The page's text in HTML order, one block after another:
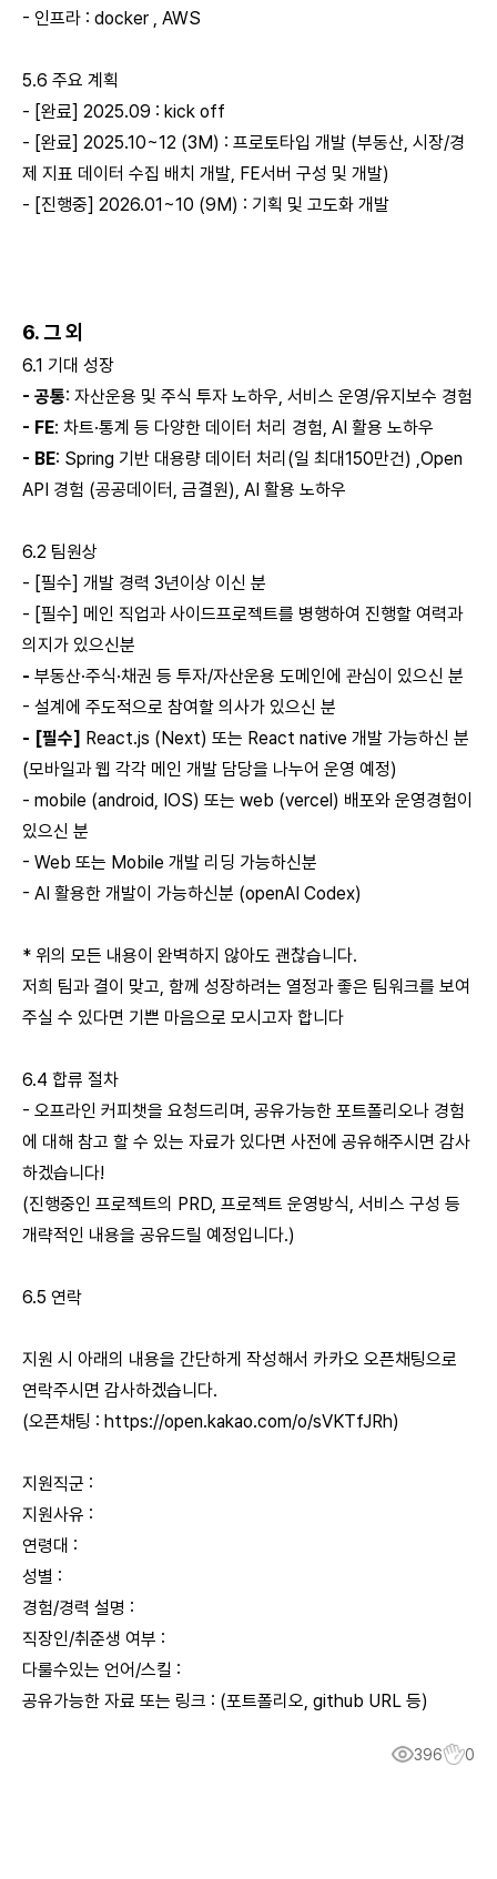
- 인프라 : docker , AWS
5.6 주요 계획
- [완료] 2025.09 : kick off
- [완료] 2025.10~12 (3M) : 프로토타입 개발 (부동산, 시장/경
제 지표 데이터 수집 배치 개발, FE서버 구성 및 개발)
- [진행중] 2026.01~10 (9M) : 기획 및 고도화 개발
6. 그 외
6.1 기대 성장
- 공통: 자산운용 및 주식 투자 노하우, 서비스 운영/유지보수 경험
- FE: 차트·통계 등 다양한 데이터 처리 경험, AI 활용 노하우
- BE: Spring 기반 대용량 데이터 처리(일 최대150만건) ,Open
API 경험 (공공데이터, 금결원), AI 활용 노하우
6.2 팀원상
- [필수] 개발 경력 3년이상 이신 분
- [필수] 메인 직업과 사이드프로젝트를 병행하여 진행할 여력과
의지가 있으신분
- 부동산·주식·채권 등 투자/자산운용 도메인에 관심이 있으신 분
- 설계에 주도적으로 참여할 의사가 있으신 분
- [필수] React.js (Next) 또는 React native 개발 가능하신 분
(모바일과 웹 각각 메인 개발 담당을 나누어 운영 예정)
- mobile (android, IOS) 또는 web (vercel) 배포와 운영경험이
있으신 분
- Web 또는 Mobile 개발 리딩 가능하신분
- AI 활용한 개발이 가능하신분 (openAI Codex)
* 위의 모든 내용이 완벽하지 않아도 괜찮습니다.
저희 팀과 결이 맞고, 함께 성장하려는 열정과 좋은 팀워크를 보여
주실 수 있다면 기쁜 마음으로 모시고자 합니다
6.4 합류 절차
- 오프라인 커피챗을 요청드리며, 공유가능한 포트폴리오나 경험
에 대해 참고 할 수 있는 자료가 있다면 사전에 공유해주시면 감사
하겠습니다!
(진행중인 프로젝트의 PRD, 프로젝트 운영방식, 서비스 구성 등
개략적인 내용을 공유드릴 예정입니다.)
6.5 연락
지원 시 아래의 내용을 간단하게 작성해서 카카오 오픈채팅으로
연락주시면 감사하겠습니다.
(오픈채팅 : https://open.kakao.com/o/sVKTfJRh)
지원직군 :
지원사유 :
연령대 :
성별 :
경험/경력 설명 :
직장인/취준생 여부 :
다룰수있는 언어/스킬 :
공유가능한 자료 또는 링크 : (포트폴리오, github URL 등)
396 0